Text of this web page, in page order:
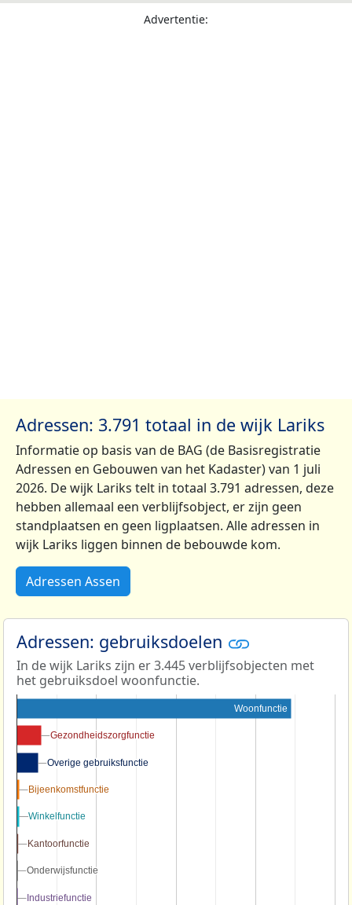
Advertentie:
Adressen: 3.791 totaal in de wijk Lariks
Informatie op basis van de BAG (de Basisregistratie
Adressen en Gebouwen van het Kadaster) van 1 juli
2026. De wijk Lariks telt in totaal 3.791 adressen, deze
hebben allemaal een verblijfsobject, er zijn geen
standplaatsen en geen ligplaatsen. Alle adressen in
wijk Lariks liggen binnen de bebouwde kom.
Adressen Assen
Adressen: gebruiksdoelen
In de wijk Lariks zijn er 3.445 verblijfsobjecten met
het gebruiksdoel woonfunctie.
Woonfunctie
Gezondheidszorgfunctie
Gezondheidszorgfunctie
Overige gebruiksfunctie
Overige gebruiksfunctie
Bijeenkomstfunctie
Bijeenkomstfunctie
Winkelfunctie
Winkelfunctie
Kantoorfunctie
Kantoorfunctie
Onderwijsfunctie
Onderwijsfunctie
Industriefunctie
Industriefunctie